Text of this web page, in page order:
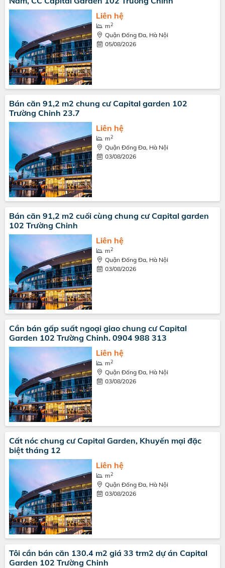
Liên hệ
m2
Quận Đống Đa, Hà Nội
05/08/2026
Bán căn 91,2 m2 chung cư Capital garden 102
Trường Chinh 23.7
Liên hệ
m2
Quận Đống Đa, Hà Nội
03/08/2026
Bán căn 91,2 m2 cuối cùng chung cư Capital garden
102 Trường Chinh
Liên hệ
m2
Quận Đống Đa, Hà Nội
03/08/2026
Cần bán gấp suất ngoại giao chung cư Capital
Garden 102 Trường Chinh. 0904 988 313
Liên hệ
m2
Quận Đống Đa, Hà Nội
03/08/2026
Cất nóc chung cư Capital Garden, Khuyến mại đặc
biệt tháng 12
Liên hệ
m2
Quận Đống Đa, Hà Nội
03/08/2026
Tôi cần bán căn 130.4 m2 giá 33 trm2 dự án Capital
Garden 102 Trường Chinh